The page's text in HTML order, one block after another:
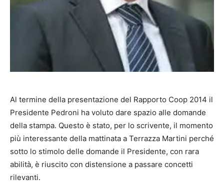
Al termine della presentazione del Rapporto Coop 2014 il
Presidente Pedroni ha voluto dare spazio alle domande
della stampa. Questo è stato, per lo scrivente, il momento
più interessante della mattinata a Terrazza Martini perché
sotto lo stimolo delle domande il Presidente, con rara
abilità, è riuscito con distensione a passare concetti
rilevanti.